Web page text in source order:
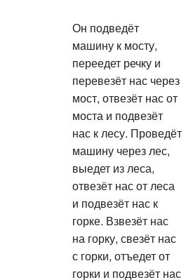
Он подведёт
машину к мосту,
переедет речку и
перевезёт нас через
мост, отвезёт нас от
моста и подвезёт
нас к лесу. Проведёт
машину через лес,
выедет из леса,
отвезёт нас от леса
и подвезёт нас к
горке. Взвезёт нас
на горку, свезёт нас
с горки, отъедет от
горки и подвезёт нас